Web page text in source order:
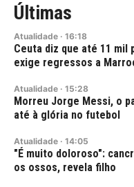
Últimas
Atualidade · 16:18
Ceuta diz que até 11 mil
exige regressos a
Atualidade · 15:28
Morreu Jorge Messi, o
até à glória no futebol
Atualidade · 14:05
"É muito doloroso":
os ossos, revela filho